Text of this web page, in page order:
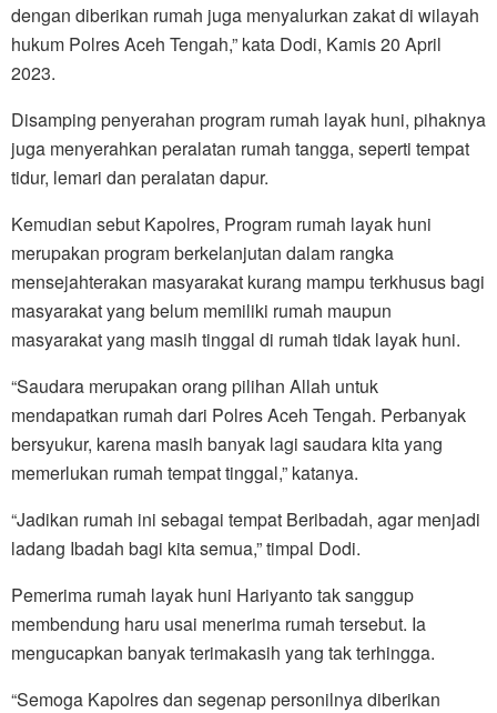
dengan diberikan rumah juga menyalurkan zakat di wilayah
hukum Polres Aceh Tengah,” kata Dodi, Kamis 20 April
2023.
Disamping penyerahan program rumah layak huni, pihaknya
juga menyerahkan peralatan rumah tangga, seperti tempat
tidur, lemari dan peralatan dapur.
Kemudian sebut Kapolres, Program rumah layak huni
merupakan program berkelanjutan dalam rangka
mensejahterakan masyarakat kurang mampu terkhusus bagi
masyarakat yang belum memiliki rumah maupun
masyarakat yang masih tinggal di rumah tidak layak huni.
“Saudara merupakan orang pilihan Allah untuk
mendapatkan rumah dari Polres Aceh Tengah. Perbanyak
bersyukur, karena masih banyak lagi saudara kita yang
memerlukan rumah tempat tinggal,” katanya.
“Jadikan rumah ini sebagai tempat Beribadah, agar menjadi
ladang Ibadah bagi kita semua,” timpal Dodi.
Pemerima rumah layak huni Hariyanto tak sanggup
membendung haru usai menerima rumah tersebut. Ia
mengucapkan banyak terimakasih yang tak terhingga.
“Semoga Kapolres dan segenap personilnya diberikan